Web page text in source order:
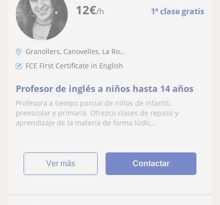
12€/h 1ª clase gratis
Granollers, Canovelles, La Ro...
FCE First Certificate in English
Profesor de inglés a niños hasta 14 años
Profesora a tiempo parcial de niños de infantil,
preescolar y primaria. Ofrezco clases de repaso y
aprendizaje de la materia de forma lúdic...
ver más Contactar